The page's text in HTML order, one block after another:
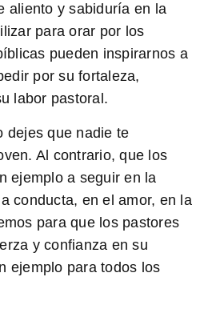
aliento y sabiduría en la
para orar por los
pueden inspirarnos a
por su fortaleza,
labor pastoral.
dejes que nadie te
. Al contrario, que los
ejemplo a seguir en la
conducta, en el amor, en la
para que los pastores
y confianza en su
ejemplo para todos los